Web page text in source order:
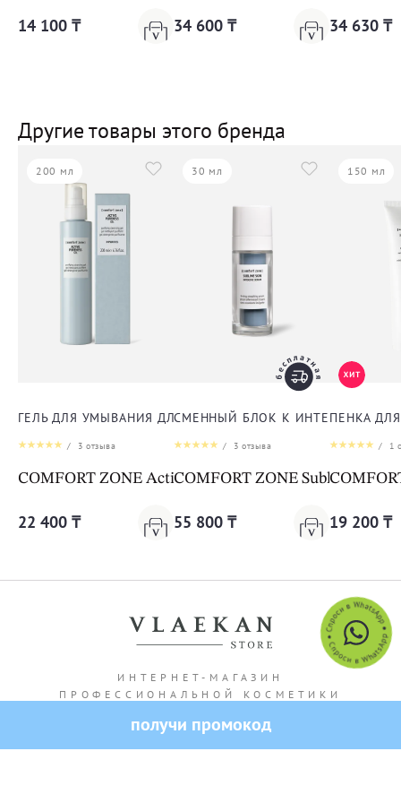
14 100 ₸ 34 600 ₸ 34 630 ₸
Другие товары этого бренда
200 мл
ГЕЛЬ ДЛЯ УМЫВАНИЯ ДЛЯ ЛИЦА
/ 3 отзыва
COMFORT ZONE Active Pureness Gel
22 400 ₸
30 мл
СМЕННЫЙ БЛОК К ИНТЕНСИВНОЙ
/ 3 отзыва
COMFORT ZONE Sublime Skin
55 800 ₸
150 мл
ПЕНКА
/ 1
19 200 ₸
ИНТЕРНЕТ-МАГАЗИН
ПРОФЕССИОНАЛЬНОЙ КОСМЕТИКИ
получи промокод